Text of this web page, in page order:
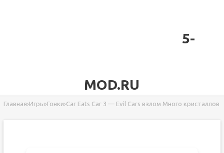
5-
MOD.RU
Главная›Игры›Гонки›Car Eats Car 3 — Evil Cars взлом Много кристаллов